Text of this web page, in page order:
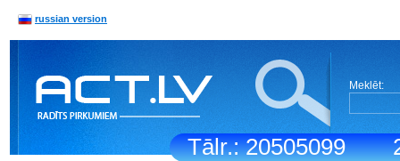
Tālr.: 20505099
russian version
Meklēt: